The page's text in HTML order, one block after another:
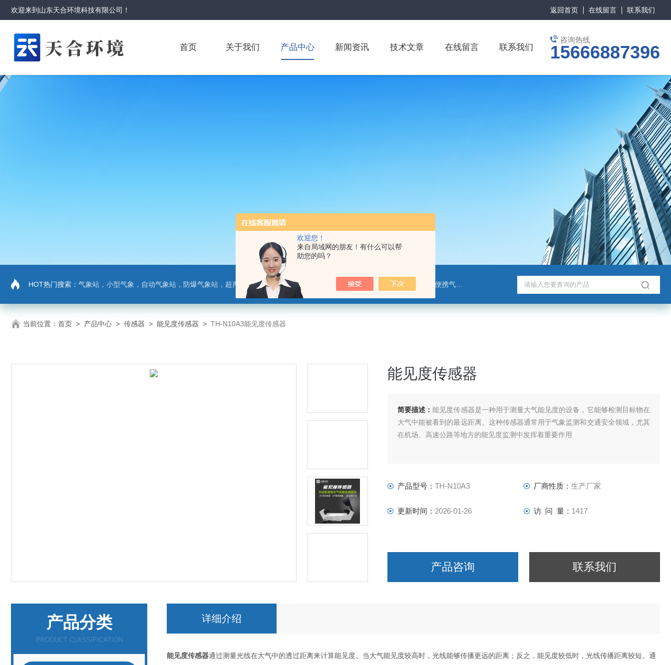
欢迎您！
来自局域网的朋友！有什么可以帮
助您的吗？
欢迎来到 山东天合环境科技有限公司 ！ 返回首页 在线留言 联系我们
咨询热线
15666887396
首页 关于我们 产品中心 新闻资讯 技术文章 在线留言 联系我们
HOT热门搜索： 气象站，小型气象，自动气象站，防爆气象站，超声波气象站，土壤墒情监测站，负氧离子监测站，微气象传感器，便携气象站，手持气象站，水位监测站，智慧路灯传感器，智慧农业传感器，非洲猪瘟检测仪，动物疫病检测仪
当前位置： 首页 > 产品中心 > 传感器 > 能见度传感器 > TH-N10A3能见度传感器
能见度传感器
简要描述：能见度传感器是一种用于测量大气能见度的设备，它能够检测目标物在
大气中能被看到的最远距离。这种传感器通常用于气象监测和交通安全领域，尤其
在机场、高速公路等地方的能见度监测中发挥着重要作用
产品型号： TH-N10A3 厂商性质： 生产厂家
更新时间： 2026-01-26 访 问 量： 1417
产品咨询 联系我们
产品分类
PRODUCT CLASSIFICATION
详细介绍
能见度传感器通过测量光线在大气中的透过距离来计算能见度。当大气能见度较高时，光线能够传播更远的距离；反之，能见度较低时，光线传播距离较短。通